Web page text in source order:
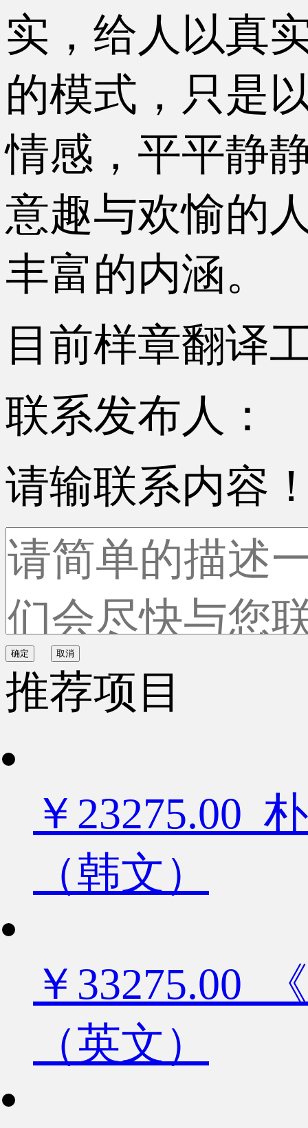
实，给人以真
的模式，只是
情感，平平静
意趣与欢愉的
丰富的内涵。
目前样章翻译
联系发布人：
请输联系内容
确定 取消
推荐项目
￥23275.00
（韩文）
￥33275.00
（英文）